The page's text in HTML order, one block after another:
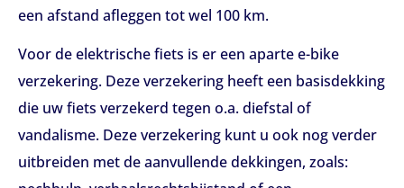
een afstand afleggen tot wel 100 km.
Voor de elektrische fiets is er een aparte e-bike
verzekering. Deze verzekering heeft een basisdekking
die uw fiets verzekerd tegen o.a. diefstal of
vandalisme. Deze verzekering kunt u ook nog verder
uitbreiden met de aanvullende dekkingen, zoals: